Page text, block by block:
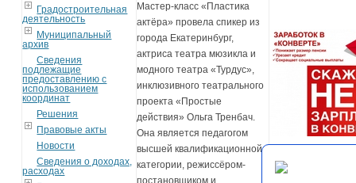
Градостроительная
деятельность
Муниципальный
архив
Сведения
подлежащие
предоставлению с
использованием
координат
Решения
Правовые акты
Новости
Сведения о доходах,
расходах
Мастер-класс «Пластика
актёра» провела спикер из
города Екатеринбург,
актриса театра мюзикла и
модного театра «Турдус»,
инклюзивного театрального
проекта «Простые
действия» Ольга Тренбач.
Она является педагогом
высшей квалификационной
категории, режиссёром-